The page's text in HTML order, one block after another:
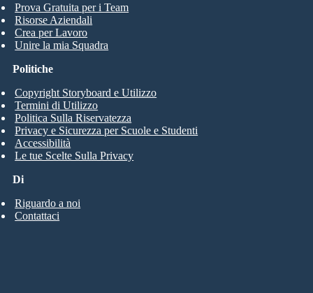
Prova Gratuita per i Team
Risorse Aziendali
Crea per Lavoro
Unire la mia Squadra
Di
Riguardo a noi
Contattaci
Politiche
Copyright Storyboard e Utilizzo
Termini di Utilizzo
Politica Sulla Riservatezza
Privacy e Sicurezza per Scuole e Studenti
Accessibilità
Le tue Scelte Sulla Privacy